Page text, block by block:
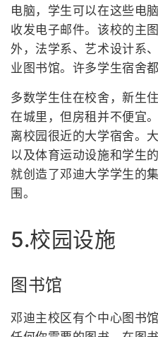
电脑，学生可以在这些电
收发电子邮件。该校的主
外，法学系、艺术设计系
业图书馆。许多学生宿舍
多数学生住在校舍，新生
在城里，但房租并不便宜
离校园很近的大学宿舍。
以及体育运动设施和学生
就创造了邓迪大学学生的
围。
5.校园设施
图书馆
邓迪主校区有个中心图书